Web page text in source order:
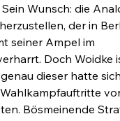
Sein Wunsch: die
der in
seiner Ampel im
Doch Woidke
dieser hatte sich
Bösmeinende